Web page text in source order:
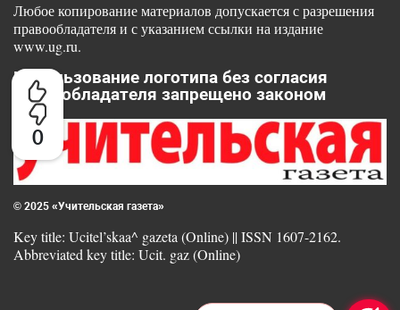
0
Любое копирование материалов допускается с разрешения
правообладателя и с указанием ссылки на издание
www.ug.ru.
Использование логотипа без согласия
правообладателя запрещено законом
© 2025 «Учительская газета»
Key title: Ucitel’skaa^ gazeta (Online) || ISSN 1607-2162.
Abbreviated key title: Ucit. gaz (Online)